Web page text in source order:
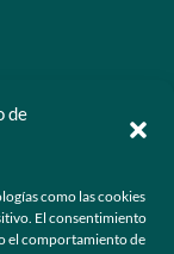
de
como las cookies
El consentimiento
el comportamiento de